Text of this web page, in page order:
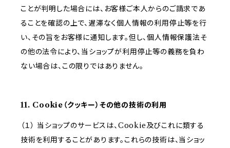
ことが判明した場合には、お客様ご本人からのご請求であ
ることを確認の上で、遅滞なく個人情報の利用停止等を行
い、その旨をお客様に通知します。但し、個人情報保護法そ
の他の法令により、当ショップが利用停止等の義務を負わ
ない場合は、この限りではありません。
11. Cookie（クッキー）その他の技術の利用
（１） 当ショップのサービスは、Cookie及びこれに類する
技術を利用することがあります。これらの技術は、当ショッ